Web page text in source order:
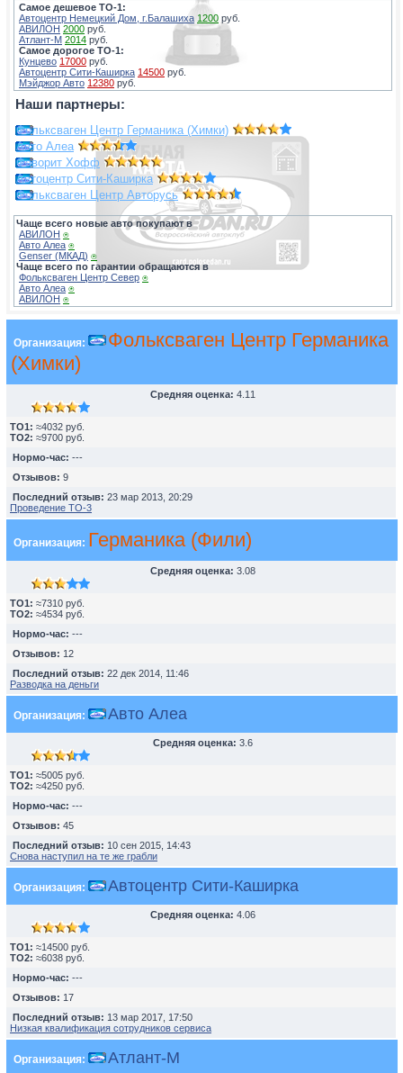
Самое дешевое ТО-1:
Автоцентр Немецкий Дом, г.Балашиха 1200 руб.
АВИЛОН 2000 руб.
Атлант-М 2014 руб.
Самое дорогое ТО-1:
Кунцево 17000 руб.
Автоцентр Сити-Каширка 14500 руб.
Мэйджор Авто 12380 руб.
Наши партнеры:
Фольксваген Центр Германика (Химки)
Авто Алеа
Фаворит Хофф
Автоцентр Сити-Каширка
Фольксваген Центр Авторусь
Чаще всего новые авто покупают в
АВИЛОН ⍟
Авто Алеа ⍟
Genser (МКАД) ⍟
Чаще всего по гарантии обращаются в
Фольксваген Центр Север ⍟
Авто Алеа ⍟
АВИЛОН ⍟
Организация:
Фольксваген Центр Германика
(Химки)
Средняя оценка: 4.11
TO1: ≈4032 руб.
TO2: ≈9700 руб.
Нормо-час: ---
Отзывов: 9
Последний отзыв: 23 мар 2013, 20:29
Проведение ТО-3
Организация: Германика (Фили)
Средняя оценка: 3.08
TO1: ≈7310 руб.
TO2: ≈4534 руб.
Нормо-час: ---
Отзывов: 12
Последний отзыв: 22 дек 2014, 11:46
Разводка на деньги
Организация: Авто Алеа
Средняя оценка: 3.6
TO1: ≈5005 руб.
TO2: ≈4250 руб.
Нормо-час: ---
Отзывов: 45
Последний отзыв: 10 сен 2015, 14:43
Снова наступил на те же грабли
Организация: Автоцентр Сити-Каширка
Средняя оценка: 4.06
TO1: ≈14500 руб.
TO2: ≈6038 руб.
Нормо-час: ---
Отзывов: 17
Последний отзыв: 13 мар 2017, 17:50
Низкая квалификация сотрудников сервиса
Организация: Атлант-М